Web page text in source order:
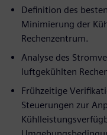
Definition des
Minimierung der
Rechenzentrum.
Analyse des
luftgekühlten
Frühzeitige
Steuerungen zur